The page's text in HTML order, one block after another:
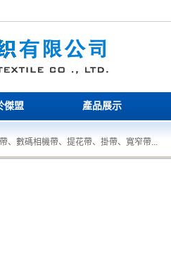
傑盟 產品展示
、數碼相機帶、提花帶、掛帶、寬窄帶...